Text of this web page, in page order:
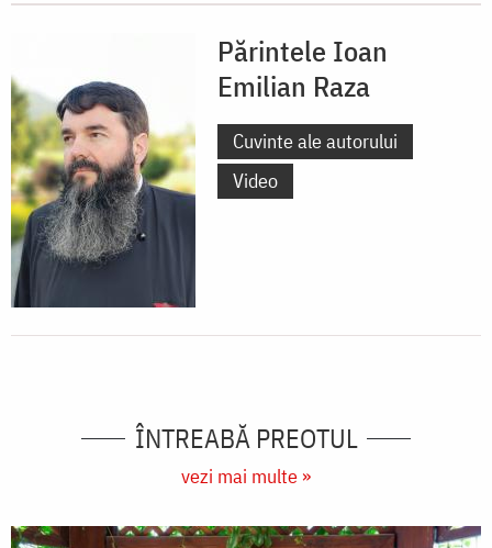
Părintele Ioan
Emilian Raza
Cuvinte ale autorului
Video
ÎNTREABĂ PREOTUL
vezi mai multe »